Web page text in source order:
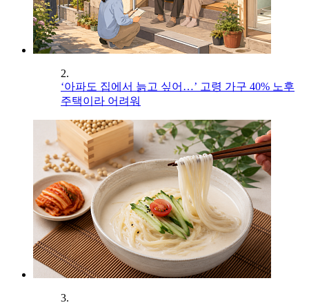
2.
‘아파도 집에서 늙고 싶어…’ 고령 가구 40% 노후
주택이라 어려워
3.